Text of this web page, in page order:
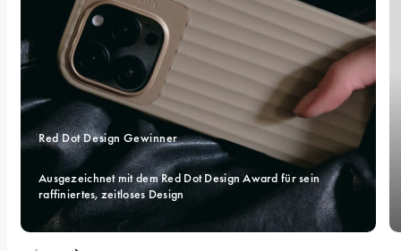
Red Dot Design Gewinner
Ausgezeichnet mit dem Red Dot Design Award für sein
raffiniertes, zeitloses Design